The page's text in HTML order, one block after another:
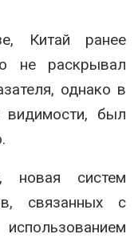
Китай ранее
не раскрывал
однако в
был
систем
связанных с